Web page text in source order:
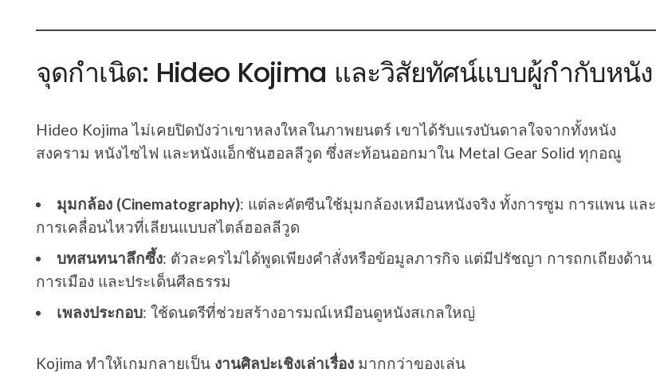
จุดกำเนิด: Hideo Kojima และวิสัยทัศน์แบบผู้กำกับหนัง
Hideo Kojima ไม่เคยปิดบังว่าเขาหลงใหลในภาพยนตร์ เขาได้รับแรงบันดาลใจจากทั้งหนัง
สงคราม หนังไซไฟ และหนังแอ็กชันฮอลลีวูด ซึ่งสะท้อนออกมาใน Metal Gear Solid ทุกอณู
มุมกล้อง (Cinematography): แต่ละคัตซีนใช้มุมกล้องเหมือนหนังจริง ทั้งการซูม การแพน และ
การเคลื่อนไหวที่เลียนแบบสไตล์ฮอลลีวูด
บทสนทนาลึกซึ้ง: ตัวละครไม่ได้พูดเพียงคำสั่งหรือข้อมูลภารกิจ แต่มีปรัชญา การถกเถียงด้าน
การเมือง และประเด็นศีลธรรม
เพลงประกอบ: ใช้ดนตรีที่ช่วยสร้างอารมณ์เหมือนดูหนังสเกลใหญ่
Kojima ทำให้เกมกลายเป็น งานศิลปะเชิงเล่าเรื่องมากกว่าของเล่น